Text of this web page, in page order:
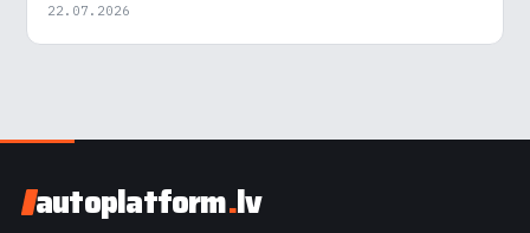
22.07.2026
autoplatform.lv